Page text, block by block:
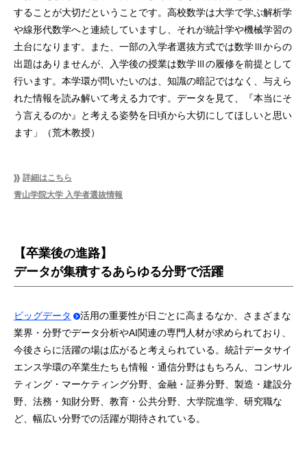
することが⼤切だということです。⾼校数学は⼤学で学ぶ解析学
や線形代数学へと連続していますし、それが統計学や機械学習の
⼟台になります。また、一部の入学者選抜方式では数学Ⅲからの
出題はありませんが、入学後の授業は数学Ⅲの履修を前提として
行います。本学環が問いたいのは、知識の暗記ではなく、与えら
れた情報を読み解いて考える⼒です。データを⾒て、『本当にそ
う⾔えるのか』と考える姿勢を⽇頃から⼤切にしてほしいと思い
ます」（荒木教授）
詳細はこちら
青山学院大学 入学者選抜情報
【卒業後の進路】
データが集積するあらゆる分野で活躍
ビッグデータ
活用の重要性が日ごとに高まるなか、さまざまな
業界・分野でデータ分析やAI関連の専門人材が求められており、
今後さらに活躍の場は広がると考えられている。統計データサイ
エンス学環の卒業生たちも情報・通信分野はもちろん、コンサル
ティング・マーケティング分野、金融・証券分野、製造・建設分
野、法務・知財分野、教育・公共分野、大学院進学、研究職な
ど、幅広い分野での活躍が期待されている。